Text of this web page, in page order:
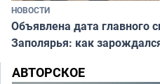
НОВОСТИ
Объявлена дата главного
Заполярья: как
АВТОРСКОЕ